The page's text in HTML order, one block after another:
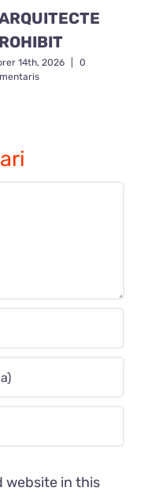
14th, 2026
0
website in this